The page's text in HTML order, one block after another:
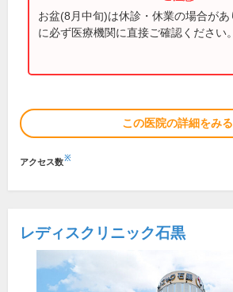
お盆(8月中旬)は休診・休業の場合が
に必ず医療機関に直接ご確認ください。
この医院の詳細をみる
アクセス数※
レディスクリニック石黒